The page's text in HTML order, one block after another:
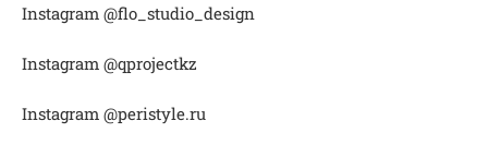
Instagram @flo_studio_design
Instagram @qprojectkz
Instagram @peristyle.ru